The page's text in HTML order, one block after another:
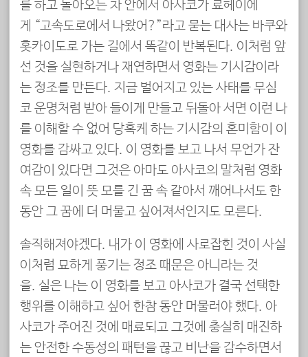
를 하고 돌아오는 차 안에서 아사코가 료헤이에
게 “고속도로에서 나왔어?”라고 묻는 대사는 바쿠와
홋카이도로 가는 길에서 똑같이 반복된다. 이처럼 앞
선 것을 실현하거나 재연하면서 영화는 기시감이라
는 정조를 만든다. 지금 벌어지고 있는 사태를 무심
코 운명처럼 받아 들이게 만들고 뒤돌아 서면 이런 나
를 이해할 수 없어 당혹케 하는 기시감의 혼미함이 이
영화를 감싸고 있다. 이 영화를 보고 나서 무언가 잔
여감이 있다면 그것은 아마도 아사코의 말처럼 영화
속 모든 일이 뜻 모를 긴 꿈 속 같아서 깨어나서도 한
동안 그 꿈에 더 머물고 싶어져서인지도 모른다.
솔직해져야겠다. 내가 이 영화에 사로잡힌 것이 사실
이처럼 묘하게 풍기는 정조 때문은 아니라는 것
을. 실은 나는 이 영화를 보고 아사코가 결국 선택한
행위를 이해하고 싶어 한참 동안 머물러야 했다. 아
사코가 주어진 것에 매료되고 그것에 충실히 매진하
는 안전한 수동성의 패턴을 끊고 비난을 감수하면서